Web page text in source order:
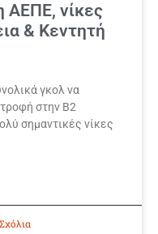
ΑΕΠΕ, νίκες
& Κεντητή
γκολ να
στην Β2
σημαντικές νίκες